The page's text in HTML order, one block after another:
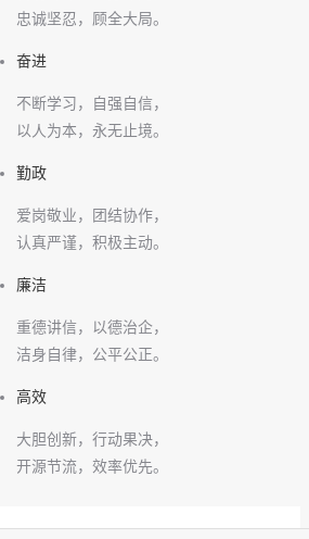
忠诚坚忍，顾全大局。
奋进
不断学习，自强自信，
以人为本，永无止境。
勤政
爱岗敬业，团结协作，
认真严谨，积极主动。
廉洁
重德讲信，以德治企，
洁身自律，公平公正。
高效
大胆创新，行动果决，
开源节流，效率优先。